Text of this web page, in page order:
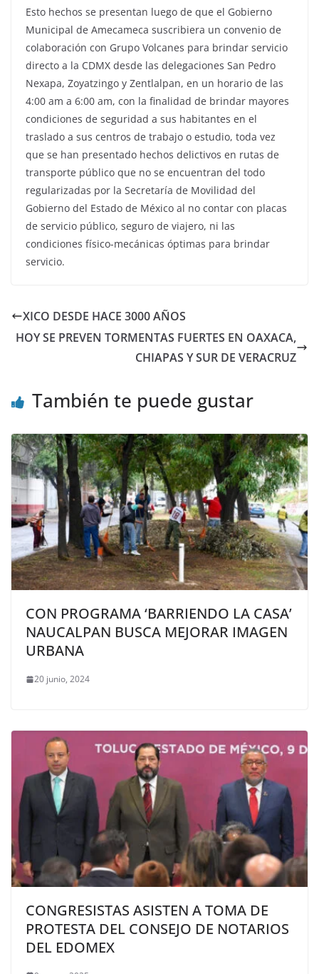
Esto hechos se presentan luego de que el Gobierno
Municipal de Amecameca suscribiera un convenio de
colaboración con Grupo Volcanes para brindar servicio
directo a la CDMX desde las delegaciones San Pedro
Nexapa, Zoyatzingo y Zentlalpan, en un horario de las
4:00 am a 6:00 am, con la finalidad de brindar mayores
condiciones de seguridad a sus habitantes en el
traslado a sus centros de trabajo o estudio, toda vez
que se han presentado hechos delictivos en rutas de
transporte público que no se encuentran del todo
regularizadas por la Secretaría de Movilidad del
Gobierno del Estado de México al no contar con placas
de servicio público, seguro de viajero, ni las
condiciones físico-mecánicas óptimas para brindar
servicio.
XICO DESDE HACE 3000 AÑOS
HOY SE PREVEN TORMENTAS FUERTES EN OAXACA,
CHIAPAS Y SUR DE VERACRUZ
También te puede gustar
CON PROGRAMA ‘BARRIENDO LA CASA’
NAUCALPAN BUSCA MEJORAR IMAGEN
URBANA
20 junio, 2024
CONGRESISTAS ASISTEN A TOMA DE
PROTESTA DEL CONSEJO DE NOTARIOS
DEL EDOMEX